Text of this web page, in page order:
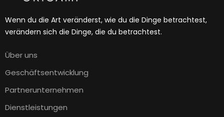
Wenn du die Art veränderst, wie du die Dinge betrachtest,
verändern sich die Dinge, die du betrachtest.
Über uns
Geschäftsentwicklung
Partnerunternehmen
Dienstleistungen